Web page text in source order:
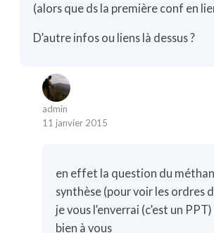
(alors que ds la première conf en
D’autre infos ou liens là dessus ?
admin
11 janvier 2015
en effet la question du
synthèse (pour voir les ordres
je vous l’enverrai (c’est un
bien à vous